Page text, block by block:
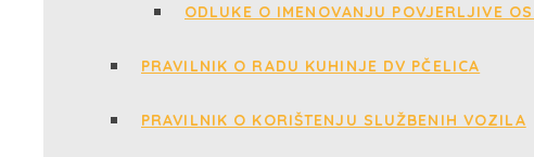
ODLUKE O IMENOVANJU POVJERLJIVE
PRAVILNIK O RADU KUHINJE DV PČELICA
PRAVILNIK O KORIŠTENJU SLUŽBENIH VOZILA